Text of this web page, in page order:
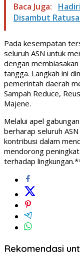
Baca Juga:
Disambut
Pada kesempatan
seluruh ASN untuk
dengan
tangga. Langkah ini
pemerintah daerah
Sampah Reduce,
Majene.
Melalui apel
berharap seluruh
kontribusi dalam
mendorong
terhadap
Rekomendasi